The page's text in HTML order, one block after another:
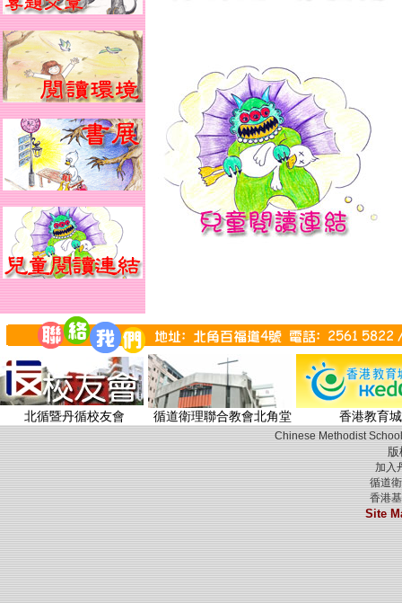
北循暨丹循校友會 循道衛理聯合教會北角堂 香港教育城
Chinese Methodist
版
加入
循道
香港
Site